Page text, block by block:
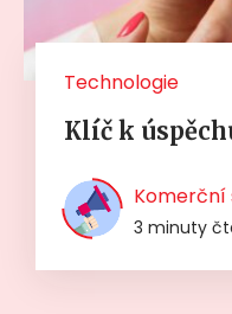
Technologie
Klíč k
Komerční
3 minuty